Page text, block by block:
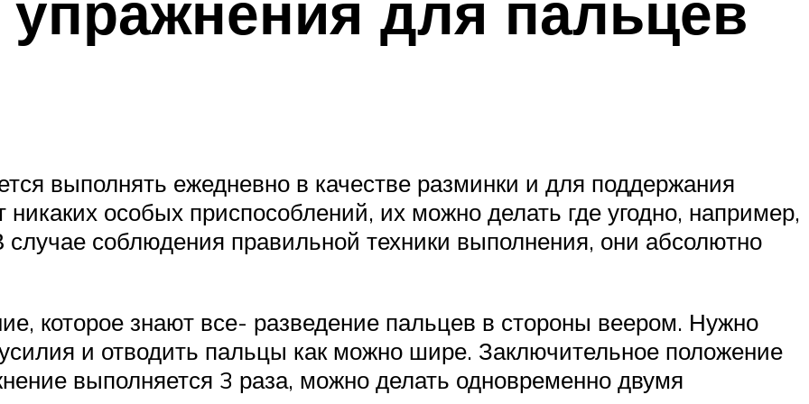
выполнять ежедневно в качестве разминки и для поддержания
особых приспособлений, их можно делать где угодно, например,
соблюдения правильной техники выполнения, они абсолютно
которое знают все- разведение пальцев в стороны веером. Нужно
и отводить пальцы как можно шире. Заключительное положение
выполняется 3 раза, можно делать одновременно двумя